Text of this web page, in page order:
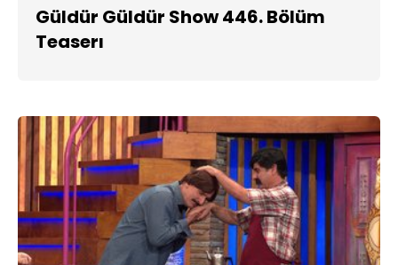
Güldür Güldür Show 446. Bölüm
Teaserı